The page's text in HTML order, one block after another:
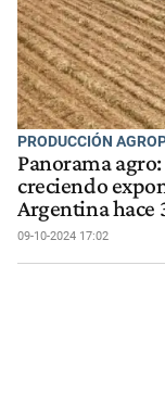
PRODUCCIÓN
Panorama
creciendo
Argentina hace
09-10-2024 17:02